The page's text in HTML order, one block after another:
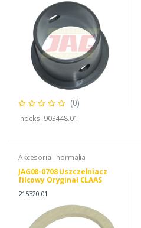
(0)
Indeks: 903448.01
Akcesoria i normalia
JAG08-0708 Uszczelniacz
filcowy Oryginał CLAAS
215320.01